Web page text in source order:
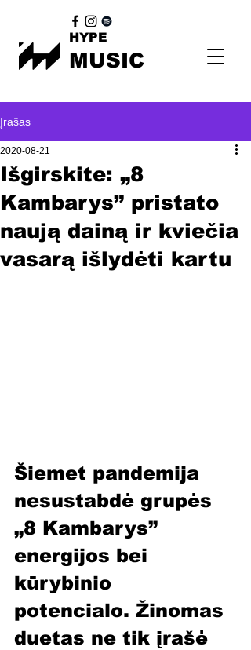
MUSIC
HYPE
Įrašas
Išgirskite: „8
Kambarys” pristato
naują dainą ir kviečia
vasarą išlydėti kartu
2020-08-21
Šiemet pandemija
nesustabdė grupės
„8 Kambarys”
energijos bei
kūrybinio
potencialo. Žinomas
duetas ne tik įrašė